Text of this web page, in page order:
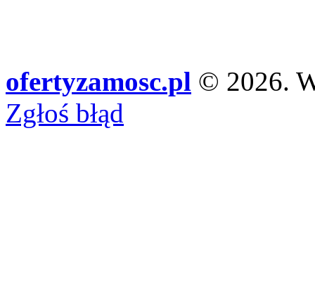
ofertyzamosc.pl © 2026.
Zgłoś błąd